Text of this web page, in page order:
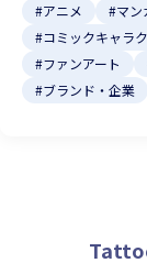
#アニメ
#マン
#コミックキャラ
#ファンアート
#ブランド・企業